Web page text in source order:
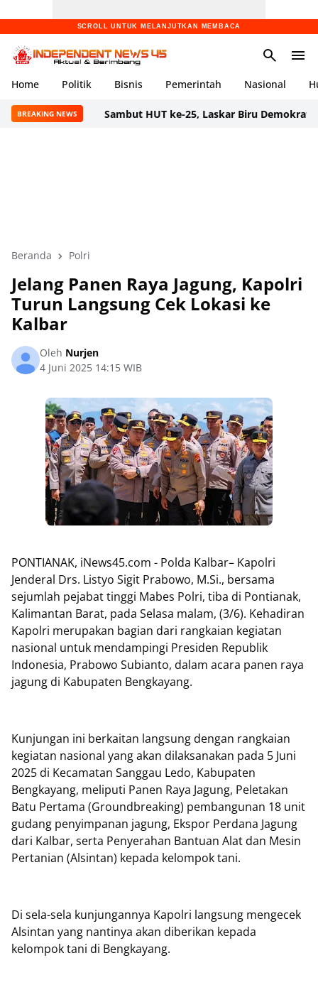
SCROLL UNTUK MELANJUTKAN MEMBACA
Home Politik Bisnis Pemerintah Nasional
BREAKING NEWSSambut HUT ke-25, Laskar Biru Demokrat Banten
Beranda Polri
Jelang Panen Raya Jagung, Kapolri
Turun Langsung Cek Lokasi ke
Kalbar
Oleh Nurjen
4 Juni 2025 14:15 WIB
PONTIANAK, iNews45.com - Polda Kalbar– Kapolri
Jenderal Drs. Listyo Sigit Prabowo, M.Si., bersama
sejumlah pejabat tinggi Mabes Polri, tiba di Pontianak,
Kalimantan Barat, pada Selasa malam, (3/6). Kehadiran
Kapolri merupakan bagian dari rangkaian kegiatan
nasional untuk mendampingi Presiden Republik
Indonesia, Prabowo Subianto, dalam acara panen raya
jagung di Kabupaten Bengkayang.
Kunjungan ini berkaitan langsung dengan rangkaian
kegiatan nasional yang akan dilaksanakan pada 5 Juni
2025 di Kecamatan Sanggau Ledo, Kabupaten
Bengkayang, meliputi Panen Raya Jagung, Peletakan
Batu Pertama (Groundbreaking) pembangunan 18 unit
gudang penyimpanan jagung, Ekspor Perdana Jagung
dari Kalbar, serta Penyerahan Bantuan Alat dan Mesin
Pertanian (Alsintan) kepada kelompok tani.
Di sela-sela kunjungannya Kapolri langsung mengecek
Alsintan yang nantinya akan diberikan kepada
kelompok tani di Bengkayang.